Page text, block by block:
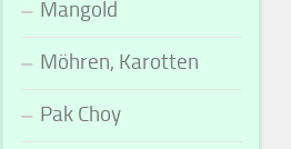
Mangold
Möhren, Karotten
Pak Choy